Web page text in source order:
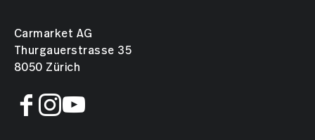
Carmarket AG
Thurgauerstrasse 35
8050 Zürich